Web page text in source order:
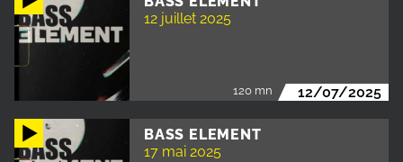
12 juillet 2025
120 mn 12/07/2025
BASS ELEMENT
17 mai 2025